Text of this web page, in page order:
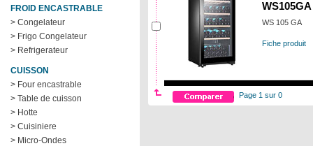
FROID ENCASTRABLE
> Congelateur
> Frigo Congelateur
> Refrigerateur
CUISSON
> Four encastrable
> Table de cuisson
> Hotte
> Cuisiniere
> Micro-Ondes
WS105GA
WS 105 GA
Fiche produit
Page 1 sur 0